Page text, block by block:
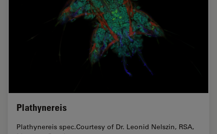
Plathynereis
Plathynereis spec.Courtesy of Dr. Leonid Nelszin, RSA,